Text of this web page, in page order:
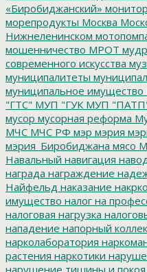
«Биробиджанский»
морепродукты Москва
Нижнеленинском
мошенничество МРОТ
современного искусства
муниципалитеты
муниципальное имущество
"ГТС" МУП "ГУК МУП
мусор мусорная реформа
МЧС МЧС РФ мэр мэрия
мэрия_Биробиджана мясо
Навальный навигация
награда награждение
Найфельд наказание
имущество налог на
налоговая нагрузка
нападение напорный
нарколаборатория
растения наркотики
нарушение тишины и покоя